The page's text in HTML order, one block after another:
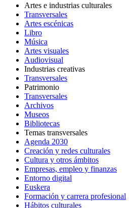
Artes e industrias culturales
Transversales
Artes escénicas
Libro
Música
Artes visuales
Audiovisual
Industrias creativas
Transversales
Patrimonio
Transversales
Archivos
Museos
Bibliotecas
Temas transversales
Agenda 2030
Creación y redes culturales
Cultura y otros ámbitos
Empresas, empleo y finanzas
Entorno digital
Euskera
Formación y carrera profesional
Hábitos culturales